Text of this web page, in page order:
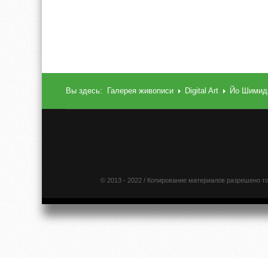
Вы здесь: Галерея живописи Digital Art Йо
© 2013 - 2022 / Копирование материалов разрешено